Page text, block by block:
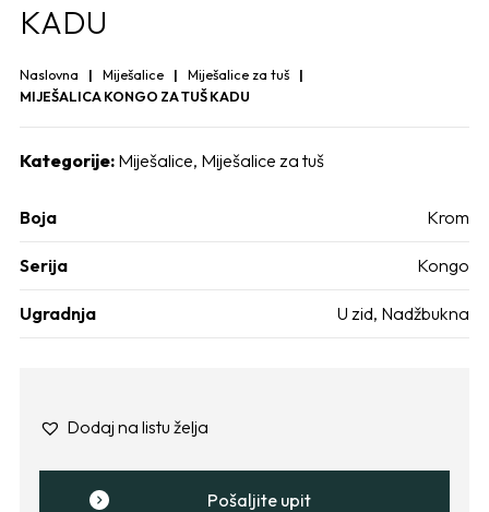
KADU
Naslovna Miješalice
Miješalice za tuš
MIJEŠALICA KONGO ZA TUŠ KADU
Kategorije: Miješalice, Miješalice za tuš
Boja Krom
Serija Kongo
Ugradnja U zid, Nadžbukna
Dodaj na listu želja
Pošaljite upit